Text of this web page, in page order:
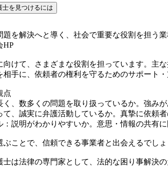
士を見つけるには
を解決へと導く、社会で重要な役割を担う
HP
けて、さまざまな役割を担っています。主
手に、依頼者の権利を守るためのサポート・
点
、数多くの問題を取り扱っているか。強み
、誠実に弁護活動しているか。真摯に依頼
：説明がわかりやすいか。意思・情報の共有
ことで、信頼できる事業者と出会えるでしょ
士は法律の専門家として、法的な困り事解決